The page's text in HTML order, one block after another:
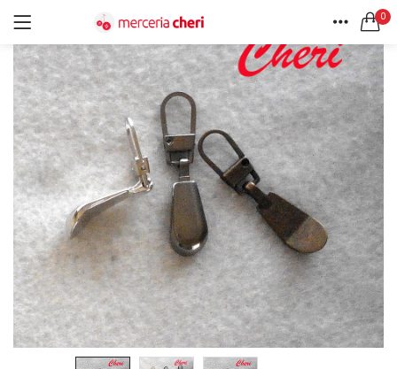
0
HOME
ACCOUNT
ACCEDI REGISTRATI
Ricordami
Password dimenticata?
CERCA IN:
Tutte le categorie
Accessori Design (56)
Accessori merceria (94)
Cesti portalavoro (8)
Aghi e spilli (24)
Applicazioni (26)
Borse (6)
Bottoni Vintage (204)
Lotti di Bottoni vintage (27)
Bottoni/alamari/automatici (46)
Alamari (5)
Calze collant donna (24)